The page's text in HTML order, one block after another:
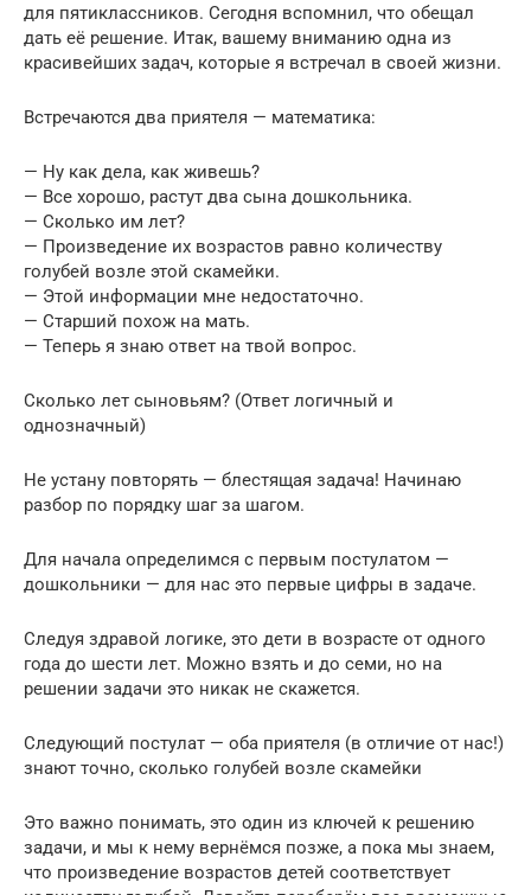
для пятиклассников. Сегодня вспомнил, что обещал
дать её решение. Итак, вашему вниманию одна из
красивейших задач, которые я встречал в своей жизни.
Встречаются два приятеля — математика:
— Ну как дела, как живешь?
— Все хорошо, растут два сына дошкольника.
— Сколько им лет?
— Произведение их возрастов равно количеству
голубей возле этой скамейки.
— Этой информации мне недостаточно.
— Старший похож на мать.
— Теперь я знаю ответ на твой вопрос.
Сколько лет сыновьям? (Ответ логичный и
однозначный)
Не устану повторять — блестящая задача! Начинаю
разбор по порядку шаг за шагом.
Для начала определимся с первым постулатом —
дошкольники — для нас это первые цифры в задаче.
Следуя здравой логике, это дети в возрасте от одного
года до шести лет. Можно взять и до семи, но на
решении задачи это никак не скажется.
Следующий постулат — оба приятеля (в отличие от нас!)
знают точно, сколько голубей возле скамейки
Это важно понимать, это один из ключей к решению
задачи, и мы к нему вернёмся позже, а пока мы знаем,
что произведение возрастов детей соответствует